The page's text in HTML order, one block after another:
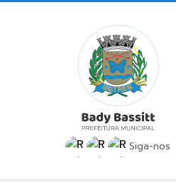
Siga-nos